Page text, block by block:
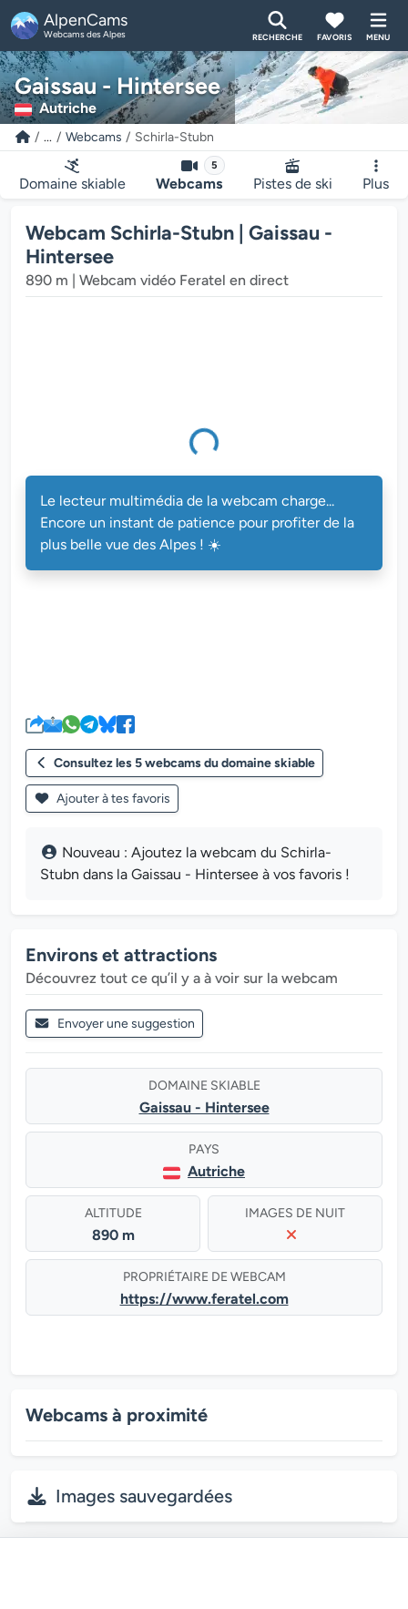
AlpenCams
Webcams des Alpes RECHERCHE FAVORIS MENU
Gaissau - Hintersee
Autriche
... Webcams Schirla-Stubn
Domaine skiable
5
Webcams Pistes de ski Plus
Webcam Schirla-Stubn | Gaissau -
Hintersee
890 m | Webcam vidéo Feratel en direct
de la webcam charge...
Le lecteur multimédia de la webcam charge...
Encore un instant de patience pour profiter de la
plus belle vue des Alpes ! ☀️
Consultez les 5 webcams du domaine skiable
Ajouter à tes favoris
Nouveau : Ajoutez la webcam du Schirla-
Stubn dans la Gaissau - Hintersee à vos favoris !
Environs et attractions
Découvrez tout ce qu’il y a à voir sur la webcam
Envoyer une suggestion
DOMAINE SKIABLE
Gaissau - Hintersee
PAYS
Autriche
ALTITUDE
890 m
IMAGES DE NUIT
PROPRIÉTAIRE DE WEBCAM
https://www.feratel.com
Webcams à proximité
Images sauvegardées